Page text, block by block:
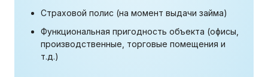
Страховой полис (на момент выдачи займа)
Функциональная пригодность объекта (офисы,
производственные, торговые помещения и
т.д.)